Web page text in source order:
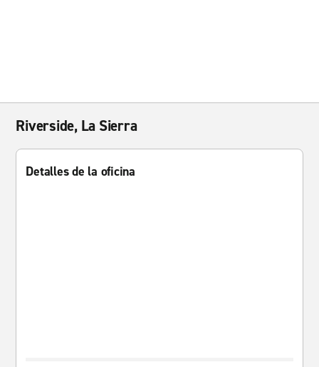
Riverside, La Sierra
Detalles de la oficina